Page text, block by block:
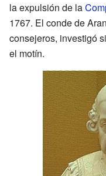
la expulsión de la
1767. El conde de
consejeros, investigó
el motín.